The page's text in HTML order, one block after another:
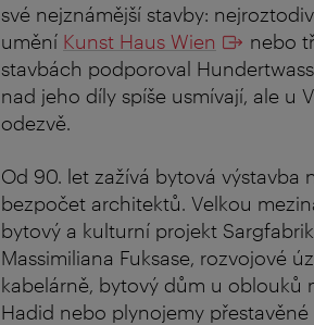
své nejznámější stavby:
umění Kunst Haus Wien
nebo
stavbách podporoval
nad jeho díly spíše usmívají, ale u
odezvě.
Od 90. let zažívá bytová výstavba
bezpočet architektů. Velkou
bytový a kulturní projekt
Massimiliana Fuksase, rozvojové
kabelárně, bytový dům u oblouků
Hadid nebo plynojemy